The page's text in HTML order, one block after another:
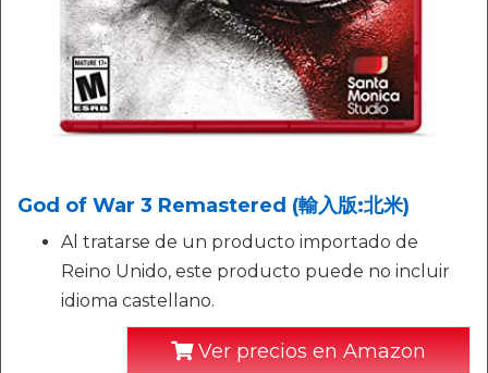
God of War 3 Remastered (輸入版:北米)
Al tratarse de un producto importado de
Reino Unido, este producto puede no incluir
idioma castellano.
Ver precios en Amazon